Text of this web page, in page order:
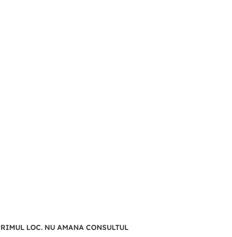
LOC. NU AMANA CONSULTUL